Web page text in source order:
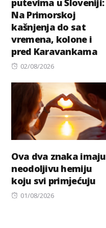
Na Primorskoj
kašnjenja do sat
vremena, kolone i
pred Karavankama
Posted
02/08/2026
Ova dva znaka imaju
neodoljivu hemiju
koju svi primјećuju
Posted
01/08/2026